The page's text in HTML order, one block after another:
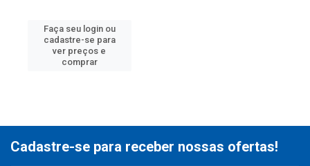
Faça seu login ou
cadastre-se para
ver preços e
comprar
Cadastre-se para receber nossas ofertas!